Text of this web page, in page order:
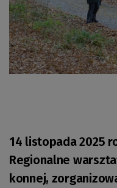
14 listopada 2025
Regionalne
konnej,